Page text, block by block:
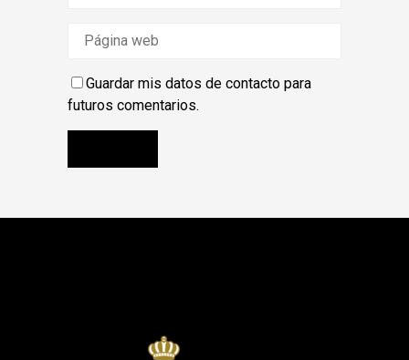
Guardar mis datos de contacto para
futuros comentarios.